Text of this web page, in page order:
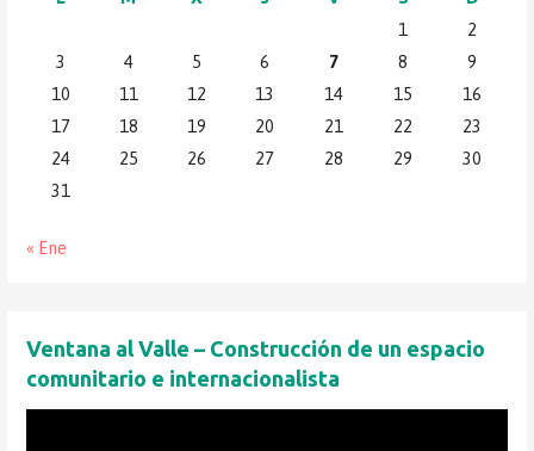
1
2
3
4 5 6 7 8
9
10
11 12 13 14 15
16
17
18 19 20 21 22
23
24
25 26 27 28 29
30
31
« Ene
Ventana al Valle – Construcción de un espacio
comunitario e internacionalista